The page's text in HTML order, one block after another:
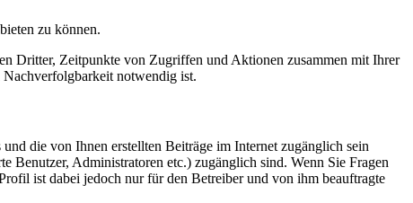
zu können.
Dritter, Zeitpunkte von Zugriffen und Aktionen zusammen mit Ihrer
notwendig ist.
die von Ihnen erstellten Beiträge im Internet zugänglich sein
Benutzer, Administratoren etc.) zugänglich sind. Wenn Sie Fragen
ist dabei jedoch nur für den Betreiber und von ihm beauftragte